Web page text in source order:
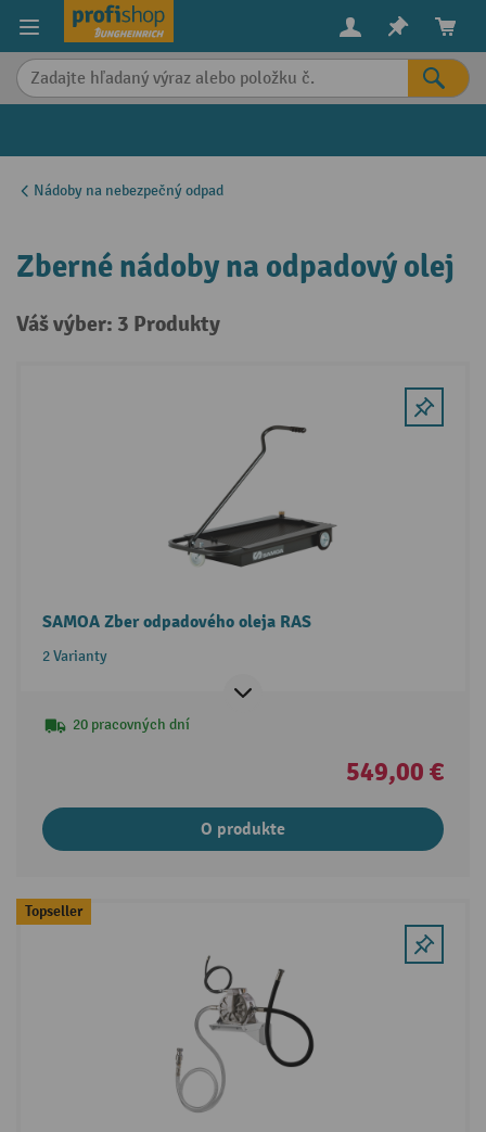
content
Nádoby na nebezpečný odpad
Zberné nádoby na odpadový olej
Váš výber: 3 Produkty
SAMOA Zber odpadového oleja RAS
2 Varianty
20 pracovných dní
549,00 €
O produkte
Topseller